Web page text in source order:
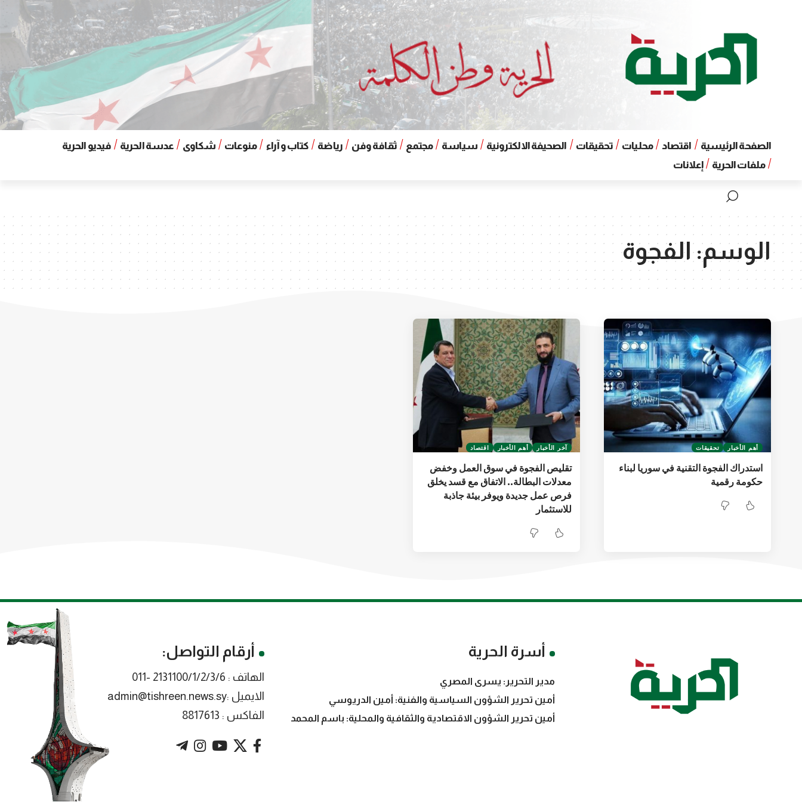
الصفحة الرئيسية اقتصاد محليات تحقيقات الصحيفة الالكترونية سياسة مجتمع ثقافة وفن رياضة كتاب و آراء منوعات شكاوى عدسة الحرية
فيديو الحرية
ملفات الحرية
إعلانات
الوسم:الفجوة
أهم الأخبار تحقيقات
استدراك الفجوة التقنية في سوريا لبناء
حكومة رقمية
آخر الأخبار أهم الأخبار اقتصاد
تقليص الفجوة في سوق العمل وخفض
معدلات البطالة.. الاتفاق مع قسد يخلق
فرص عمل جديدة ويوفر بيئة جاذبة
للاستثمار
أسرة الحرية
مدير التحرير: يسرى المصري
أمين تحرير الشؤون السياسية والفنية: أمين الدريوسي
أمين تحرير الشؤون الاقتصادية والثقافية والمحلية: باسم المحمد
أرقام التواصل:
الهاتف : 2131100/1/2/3/6 -011
الايميل :admin@tishreen.news.sy
الفاكس : 8817613